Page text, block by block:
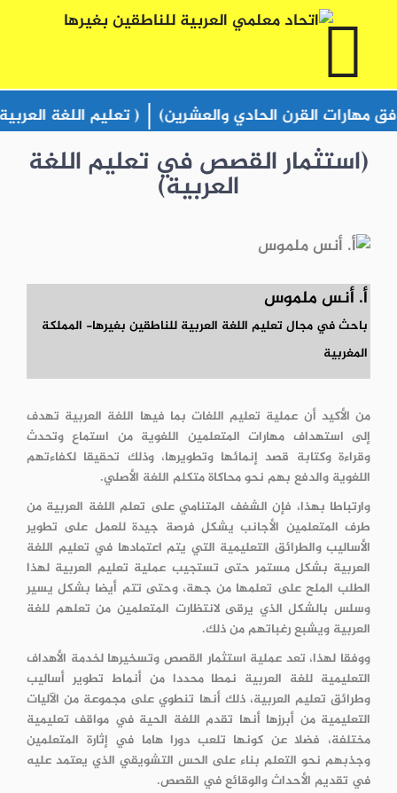
القرن الحادي والعشرين) ( تعليم اللغة العربية
(استثمار القصص في تعليم اللغة
العربية)
أ. أنس ملموس
باحث في مجال تعليم اللغة العربية للناطقين بغيرها- المملكة
المغربية
من الأكيد أن عملية تعليم اللغات بما فيها اللغة العربية تهدف
إلى استهداف مهارات المتعلمين اللغوية من استماع وتحدث
وقراءة وكتابة قصد إنمائها وتطويرها، وذلك تحقيقا لكفاءتهم
اللغوية والدفع بهم نحو محاكاة متكلم اللغة الأصلي.
وارتباطا بهذا، فإن الشغف المتنامي على تعلم اللغة العربية من
طرف المتعلمين الأجانب يشكل فرصة جيدة للعمل على تطوير
الأساليب والطرائق التعليمية التي يتم اعتمادها في تعليم اللغة
العربية بشكل مستمر حتى تستجيب عملية تعليم العربية لهذا
الطلب الملح على تعلمها من جهة، وحتى تتم أيضا بشكل يسير
وسلس بالشكل الذي يرقى لانتظارت المتعلمين من تعلهم للغة
العربية ويشبع رغباتهم من ذلك.
ووفقا لهذا، تعد عملية استثمار القصص وتسخيرها لخدمة الأهداف
التعليمية للغة العربية نمطا محددا من أنماط تطوير أساليب
وطرائق تعليم العربية، ذلك أنها تنطوي على مجموعة من الآليات
التعليمية من أبرزها أنها تقدم اللغة الحية في مواقف تعليمية
مختلفة، فضلا عن كونها تلعب دورا هاما في إثارة المتعلمين
وجذبهم نحو التعلم بناء على الحس التشويقي الذي يعتمد عليه
في تقديم الأحداث والوقائع في القصص.